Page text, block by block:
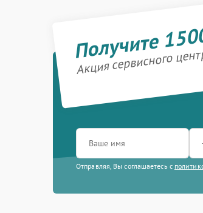
Получите
Акция сервисного
Отправляя, Вы соглашаетесь с